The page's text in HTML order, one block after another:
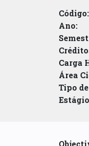
Código:
Ano:
Carga
Área
Tipo